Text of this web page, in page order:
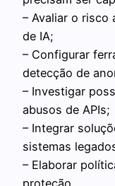
– Avaliar o risco
de IA;
– Configurar
detecção de
– Investigar
abusos de APIs;
– Integrar
sistemas
– Elaborar
proteção.